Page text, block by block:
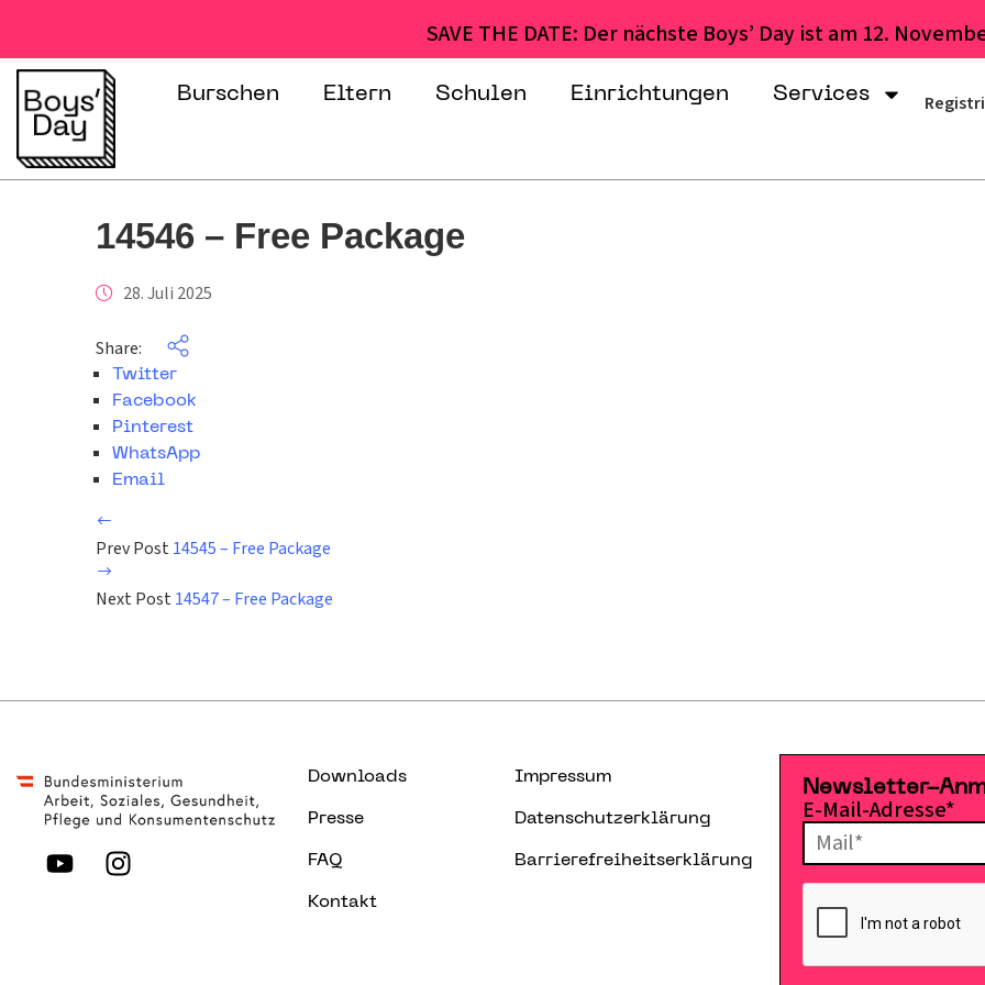
SAVE THE DATE: Der nächste Boys’ Day ist am 12.
Burschen Eltern Schulen Einrichtungen Services
14546 – Free Package
28. Juli 2025
Share:
Twitter
Facebook
Pinterest
WhatsApp
Email
Prev Post 14545 – Free Package
Next Post 14547 – Free Package
Downloads
Presse
FAQ
Kontakt
Impressum
Datenschutzerklärung
Barrierefreiheitserklärung
Newsletter-
E-Mail-Adresse*